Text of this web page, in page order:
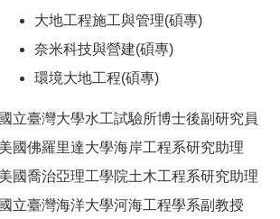
大地工程施工與管理(碩專)
奈米科技與營建(碩專)
環境大地工程(碩專)
國立臺灣大學水工試驗所博士後副研究員
美國佛羅里達大學海岸工程系研究助理
美國喬治亞理工學院土木工程系研究助理
國立臺灣海洋大學河海工程學系副教授